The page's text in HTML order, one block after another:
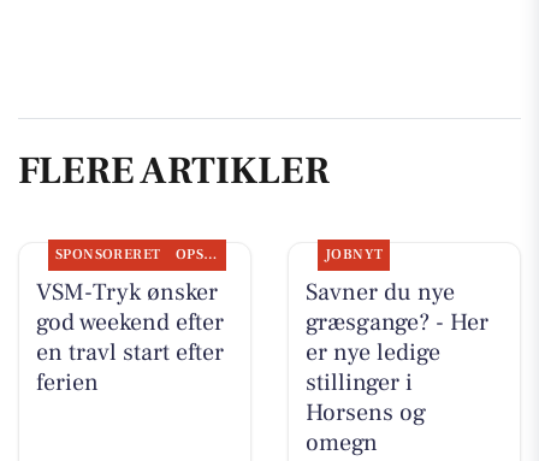
FLERE ARTIKLER
SPONSORERET OPSLAGSTAVLEN
VSM-Tryk ønsker
god weekend efter
en travl start efter
ferien
JOBNYT
Savner du nye
græsgange? - Her
er nye ledige
stillinger i
Horsens og
omegn